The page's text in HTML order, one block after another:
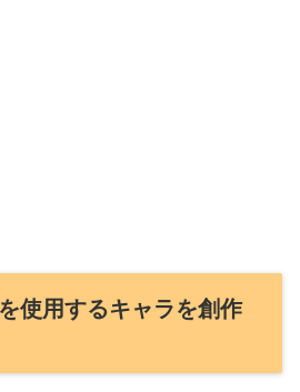
使用するキャラを創作